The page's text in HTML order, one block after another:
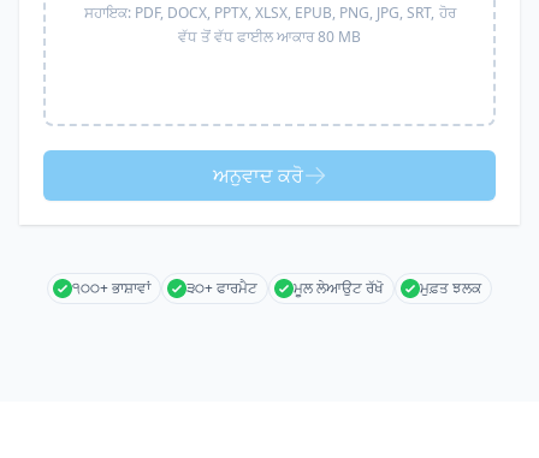
ਸਹਾਇਕ: PDF, DOCX, PPTX, XLSX, EPUB, PNG, JPG, SRT, ਹੋਰ
ਵੱਧ ਤੋਂ ਵੱਧ ਫਾਈਲ ਆਕਾਰ 80 MB
ਅਨੁਵਾਦ ਕਰੋ
੧੦੦+ ਭਾਸ਼ਾਵਾਂ ੩੦+ ਫਾਰਮੈਟ ਮੂਲ ਲੇਆਉਟ ਰੱਖੋ ਮੁਫ਼ਤ ਝਲਕ